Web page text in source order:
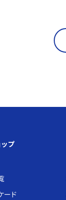
プ
ード